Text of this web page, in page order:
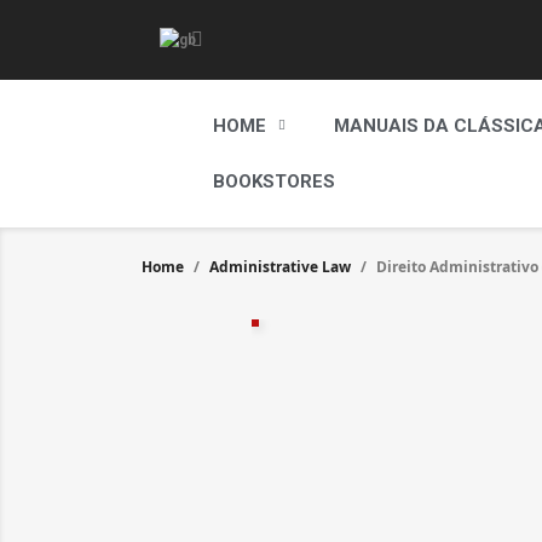
HOME MANUAIS DA
BOOKSTORES
Home Administrative Law Direito Administrativo